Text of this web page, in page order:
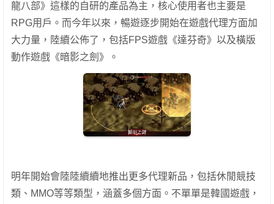
龍八部》這樣的自研的產品為主，核心使用者也主要是
RPG用戶。而今年以來，暢遊逐步開始在遊戲代理方面加
大力量，陸續公佈了，包括FPS遊戲《達芬奇》以及橫版
動作遊戲《暗影之劍》。
明年開始會陸陸續續地推出更多代理新品，包括休閒競技
類、MMO等等類型，涵蓋多個方面。不單單是韓國遊戲，